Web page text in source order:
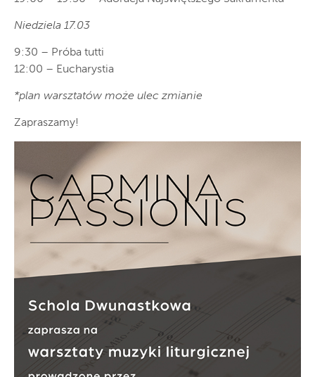
Niedziela 17.03
9:30 – Próba tutti
12:00 – Eucharystia
*plan warsztatów może ulec zmianie
Zapraszamy!